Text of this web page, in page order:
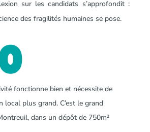
sur les candidats s’approfondit :
des fragilités humaines se pose.
fonctionne bien et nécessite de
local plus grand. C’est le grand
dans un dépôt de 750m²